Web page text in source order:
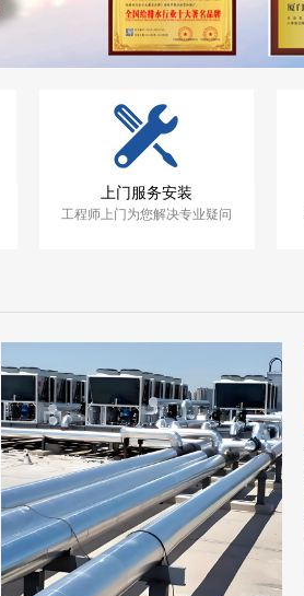
上门服务安装
工程师上门为您解决专业疑问